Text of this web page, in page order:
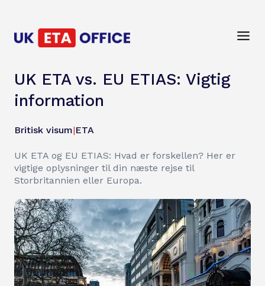
UK ETA vs. EU ETIAS: Vigtig
information
Britisk visum|ETA
UK ETA og EU ETIAS: Hvad er forskellen? Her er
vigtige oplysninger til din næste rejse til
Storbritannien eller Europa.